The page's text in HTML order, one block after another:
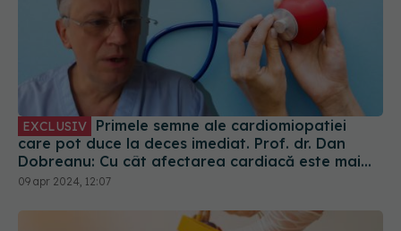
EXCLUSIV
care pot duce la deces imediat. Prof. dr. Dan
Dobreanu: Cu cât afectarea cardiacă este mai
severă, cu atât riscul grav crește
09 apr 2024, 12:07